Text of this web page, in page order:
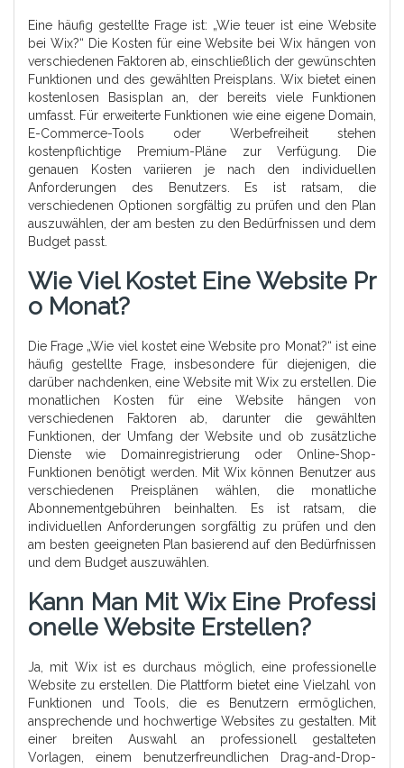
Eine häufig gestellte Frage ist: „Wie teuer ist eine Website
bei Wix?“ Die Kosten für eine Website bei Wix hängen von
verschiedenen Faktoren ab, einschließlich der gewünschten
Funktionen und des gewählten Preisplans. Wix bietet einen
kostenlosen Basisplan an, der bereits viele Funktionen
umfasst. Für erweiterte Funktionen wie eine eigene Domain,
E-Commerce-Tools oder Werbefreiheit stehen
kostenpflichtige Premium-Pläne zur Verfügung. Die
genauen Kosten variieren je nach den individuellen
Anforderungen des Benutzers. Es ist ratsam, die
verschiedenen Optionen sorgfältig zu prüfen und den Plan
auszuwählen, der am besten zu den Bedürfnissen und dem
Budget passt.
Wie Viel Kostet Eine Website Pr
O Monat?
Die Frage „Wie viel kostet eine Website pro Monat?“ ist eine
häufig gestellte Frage, insbesondere für diejenigen, die
darüber nachdenken, eine Website mit Wix zu erstellen. Die
monatlichen Kosten für eine Website hängen von
verschiedenen Faktoren ab, darunter die gewählten
Funktionen, der Umfang der Website und ob zusätzliche
Dienste wie Domainregistrierung oder Online-Shop-
Funktionen benötigt werden. Mit Wix können Benutzer aus
verschiedenen Preisplänen wählen, die monatliche
Abonnementgebühren beinhalten. Es ist ratsam, die
individuellen Anforderungen sorgfältig zu prüfen und den
am besten geeigneten Plan basierend auf den Bedürfnissen
und dem Budget auszuwählen.
Kann Man Mit Wix Eine Professi
Onelle Website Erstellen?
Ja, mit Wix ist es durchaus möglich, eine professionelle
Website zu erstellen. Die Plattform bietet eine Vielzahl von
Funktionen und Tools, die es Benutzern ermöglichen,
ansprechende und hochwertige Websites zu gestalten. Mit
einer breiten Auswahl an professionell gestalteten
Vorlagen, einem benutzerfreundlichen Drag-and-Drop-